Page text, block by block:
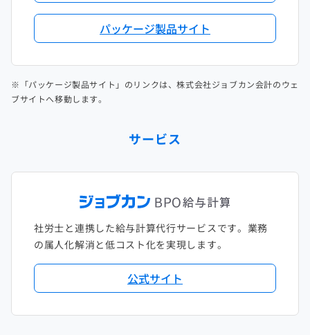
パッケージ製品サイト
※「パッケージ製品サイト」のリンクは、株式会社ジョブカン会計のウェ
ブサイトへ移動します。
サービス
社労士と連携した給与計算代行サービスです。業務
の属人化解消と低コスト化を実現します。
公式サイト